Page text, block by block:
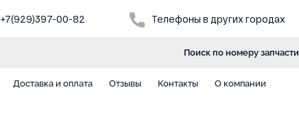
+7(929)397-00-82 Телефоны в других городах
Поиск по номеру запчасти
Доставка и оплата Отзывы Контакты О компании